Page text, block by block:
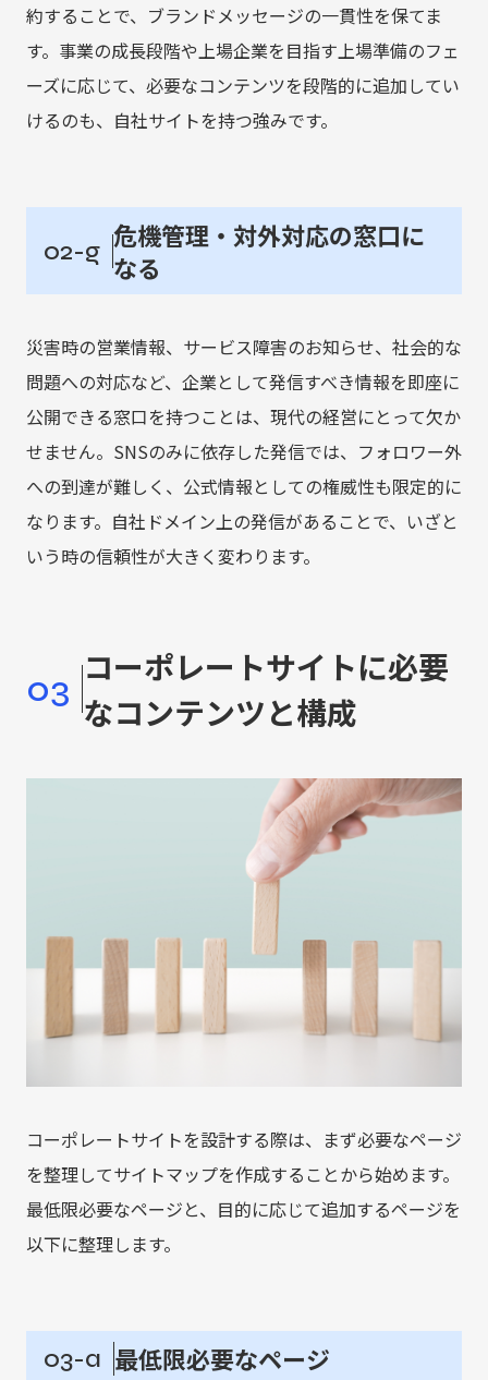
約することで、ブランドメッセージの一貫性を保てま
す。事業の成長段階や上場企業を目指す上場準備のフェ
ーズに応じて、必要なコンテンツを段階的に追加してい
けるのも、自社サイトを持つ強みです。
02-g 危機管理・対外対応の窓口に
なる
災害時の営業情報、サービス障害のお知らせ、社会的な
問題への対応など、企業として発信すべき情報を即座に
公開できる窓口を持つことは、現代の経営にとって欠か
せません。SNSのみに依存した発信では、フォロワー外
への到達が難しく、公式情報としての権威性も限定的に
なります。自社ドメイン上の発信があることで、いざと
いう時の信頼性が大きく変わります。
03
コーポレートサイトに必要
なコンテンツと構成
コーポレートサイトを設計する際は、まず必要なページ
を整理してサイトマップを作成することから始めます。
最低限必要なページと、目的に応じて追加するページを
以下に整理します。
03-a 最低限必要なページ